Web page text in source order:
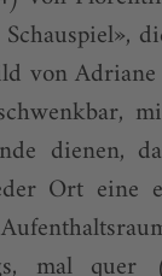
von
dienen,
Ort eine
mal quer